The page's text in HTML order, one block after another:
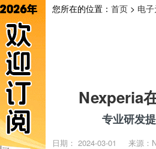
您所在的位置： 首页 > 电
Nexperia
专业研发
日期： 2024-03-01 来源：